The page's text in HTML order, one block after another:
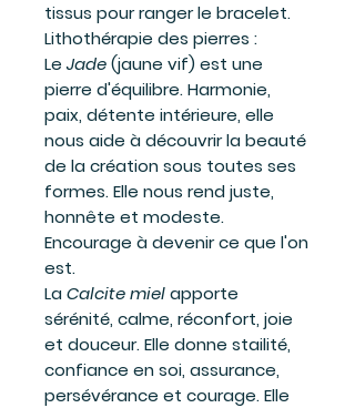
tissus pour ranger le bracelet.
Lithothérapie des pierres :
Le Jade(jaune vif) est une
pierre d'équilibre. Harmonie,
paix, détente intérieure, elle
nous aide à découvrir la beauté
de la création sous toutes ses
formes. Elle nous rend juste,
honnête et modeste.
Encourage à devenir ce que l'on
est.
La Calcite mielapporte
sérénité, calme, réconfort, joie
et douceur. Elle donne stailité,
confiance en soi, assurance,
persévérance et courage. Elle